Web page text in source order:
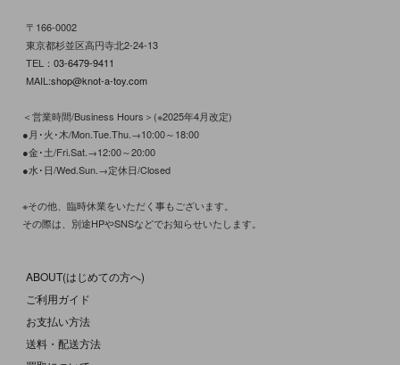
〒166-0002
東京都杉並区高円寺北2-24-13
TEL： 03-6479-9411
MAIL:shop@knot-a-toy.com
＜営業時間/Business Hours＞(※2025年4月改定)
●月･火･木/Mon.Tue.Thu.→10:00～18:00
●金･土/Fri.Sat.→12:00～20:00
●水･日/Wed.Sun.→定休日/Closed
※その他、臨時休業をいただく事もございます。
その際は、別途HPやSNSなどでお知らせいたします。
ABOUT(はじめての方へ)
ご利用ガイド
お支払い方法
送料・配送方法